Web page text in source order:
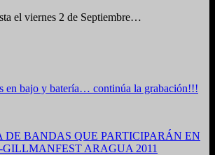
el viernes 2 de Septiembre…
en bajo y batería… continúa la grabación!!!
DE BANDAS QUE PARTICIPARÁN EN
ARAGUA 2011